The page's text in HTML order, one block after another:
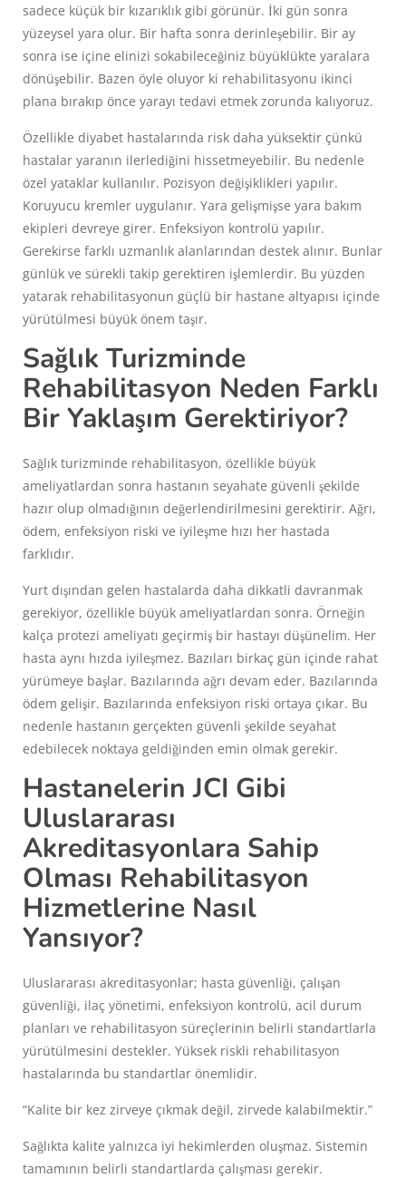
sadece küçük bir kızarıklık gibi görünür. İki gün sonra
yüzeysel yara olur. Bir hafta sonra derinleşebilir. Bir ay
sonra ise içine elinizi sokabileceğiniz büyüklükte yaralara
dönüşebilir. Bazen öyle oluyor ki rehabilitasyonu ikinci
plana bırakıp önce yarayı tedavi etmek zorunda kalıyoruz.
Özellikle diyabet hastalarında risk daha yüksektir çünkü
hastalar yaranın ilerlediğini hissetmeyebilir. Bu nedenle
özel yataklar kullanılır. Pozisyon değişiklikleri yapılır.
Koruyucu kremler uygulanır. Yara gelişmişse yara bakım
ekipleri devreye girer. Enfeksiyon kontrolü yapılır.
Gerekirse farklı uzmanlık alanlarından destek alınır. Bunlar
günlük ve sürekli takip gerektiren işlemlerdir. Bu yüzden
yatarak rehabilitasyonun güçlü bir hastane altyapısı içinde
yürütülmesi büyük önem taşır.
Sağlık Turizminde
Rehabilitasyon Neden Farklı
Bir Yaklaşım Gerektiriyor?
Sağlık turizminde rehabilitasyon, özellikle büyük
ameliyatlardan sonra hastanın seyahate güvenli şekilde
hazır olup olmadığının değerlendirilmesini gerektirir. Ağrı,
ödem, enfeksiyon riski ve iyileşme hızı her hastada
farklıdır.
Yurt dışından gelen hastalarda daha dikkatli davranmak
gerekiyor, özellikle büyük ameliyatlardan sonra. Örneğin
kalça protezi ameliyatı geçirmiş bir hastayı düşünelim. Her
hasta aynı hızda iyileşmez. Bazıları birkaç gün içinde rahat
yürümeye başlar. Bazılarında ağrı devam eder. Bazılarında
ödem gelişir. Bazılarında enfeksiyon riski ortaya çıkar. Bu
nedenle hastanın gerçekten güvenli şekilde seyahat
edebilecek noktaya geldiğinden emin olmak gerekir.
Hastanelerin JCI Gibi
Uluslararası
Akreditasyonlara Sahip
Olması Rehabilitasyon
Hizmetlerine Nasıl
Yansıyor?
Uluslararası akreditasyonlar; hasta güvenliği, çalışan
güvenliği, ilaç yönetimi, enfeksiyon kontrolü, acil durum
planları ve rehabilitasyon süreçlerinin belirli standartlarla
yürütülmesini destekler. Yüksek riskli rehabilitasyon
hastalarında bu standartlar önemlidir.
“Kalite bir kez zirveye çıkmak değil, zirvede kalabilmektir.”
Sağlıkta kalite yalnızca iyi hekimlerden oluşmaz. Sistemin
tamamının belirli standartlarda çalışması gerekir.